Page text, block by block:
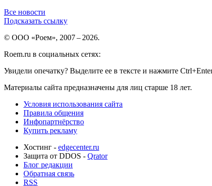
Все новости
Подсказать ссылку
© ООО «Роем», 2007 – 2026.
Roem.ru в социальных сетях:
Увидели опечатку? Выделите ее в тексте и нажмите
Материалы сайта предназначены для лиц старше 18 лет.
Условия использования сайта
Правила общения
Инфопартнёрство
Купить рекламу
Хостинг - edgecenter.ru
Защита от DDOS - Qrator
Блог редакции
Обратная связь
RSS